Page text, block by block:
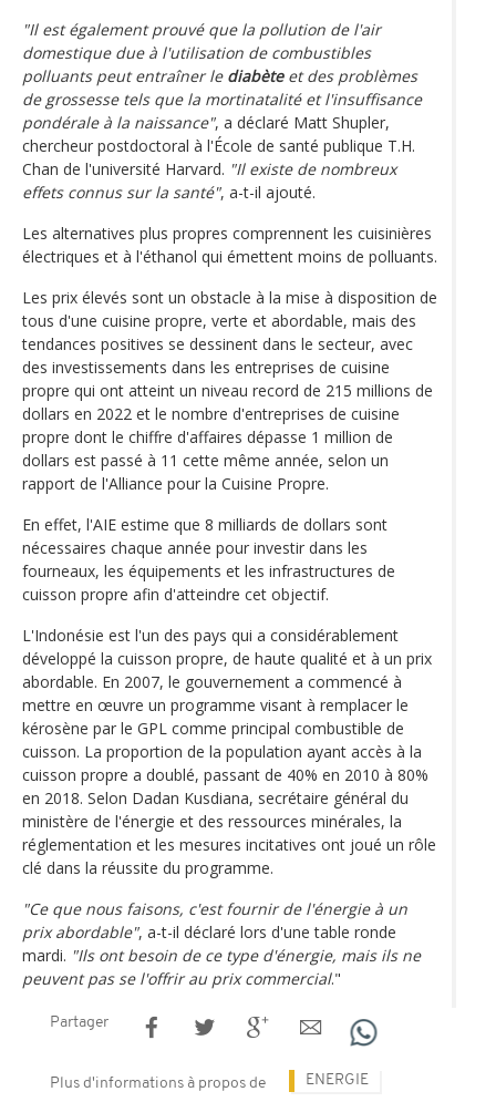
"Il est également prouvé que la pollution de l'air
domestique due à l'utilisation de combustibles
polluants peut entraîner le diabèteet des problèmes
de grossesse tels que la mortinatalité et l'insuffisance
pondérale à la naissance", a déclaré Matt Shupler,
chercheur postdoctoral à l'École de santé publique T.H.
Chan de l'université Harvard. "Il existe de nombreux
effets connus sur la santé", a-t-il ajouté.
Les alternatives plus propres comprennent les cuisinières
électriques et à l'éthanol qui émettent moins de polluants.
Les prix élevés sont un obstacle à la mise à disposition de
tous d'une cuisine propre, verte et abordable, mais des
tendances positives se dessinent dans le secteur, avec
des investissements dans les entreprises de cuisine
propre qui ont atteint un niveau record de 215 millions de
dollars en 2022 et le nombre d'entreprises de cuisine
propre dont le chiffre d'affaires dépasse 1 million de
dollars est passé à 11 cette même année, selon un
rapport de l'Alliance pour la Cuisine Propre.
En effet, l'AIE estime que 8 milliards de dollars sont
nécessaires chaque année pour investir dans les
fourneaux, les équipements et les infrastructures de
cuisson propre afin d'atteindre cet objectif.
L'Indonésie est l'un des pays qui a considérablement
développé la cuisson propre, de haute qualité et à un prix
abordable. En 2007, le gouvernement a commencé à
mettre en œuvre un programme visant à remplacer le
kérosène par le GPL comme principal combustible de
cuisson. La proportion de la population ayant accès à la
cuisson propre a doublé, passant de 40% en 2010 à 80%
en 2018. Selon Dadan Kusdiana, secrétaire général du
ministère de l'énergie et des ressources minérales, la
réglementation et les mesures incitatives ont joué un rôle
clé dans la réussite du programme.
"Ce que nous faisons, c'est fournir de l'énergie à un
prix abordable", a-t-il déclaré lors d'une table ronde
mardi. "Ils ont besoin de ce type d'énergie, mais ils ne
peuvent pas se l'offrir au prix commercial."
Partager
Plus d'informations à propos de ENERGIE